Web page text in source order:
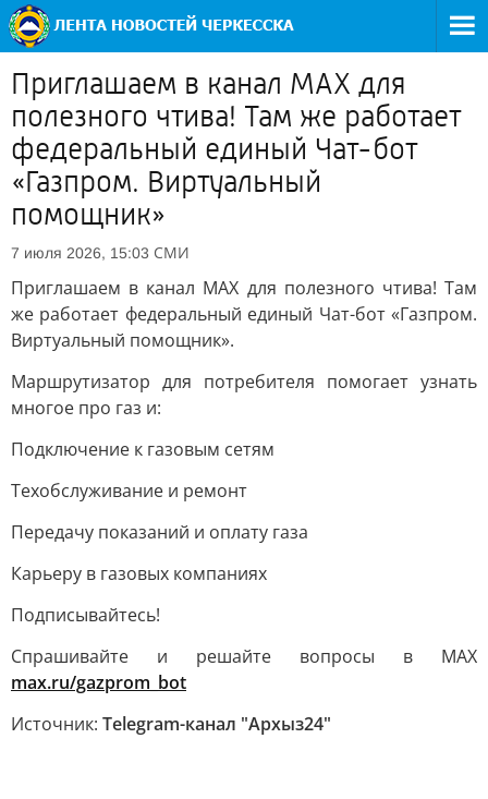
Приглашаем в канал МАХ для
полезного чтива! Там же работает
федеральный единый Чат-бот
«Газпром. Виртуальный
помощник»
7 июля 2026, 15:03 СМИ
Приглашаем в канал МАХ для полезного чтива! Там
же работает федеральный единый Чат-бот «Газпром.
Виртуальный помощник».
Маршрутизатор для потребителя помогает узнать
многое про газ и:
Подключение к газовым сетям
Техобслуживание и ремонт
Передачу показаний и оплату газа
Карьеру в газовых компаниях
Подписывайтесь!
Спрашивайте и решайте вопросы в МАХ
max.ru/gazprom_bot
Источник: Telegram-канал "Архыз24"